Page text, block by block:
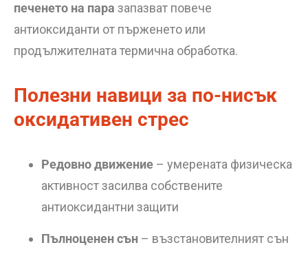
печенето на пара запазват повече
антиоксиданти от пърженето или
продължителната термична обработка.
Полезни навици за по-нисък
оксидативен стрес
Редовно движение – умерената физическа
активност засилва собствените
антиоксидантни защити
Пълноценен сън – възстановителният сън